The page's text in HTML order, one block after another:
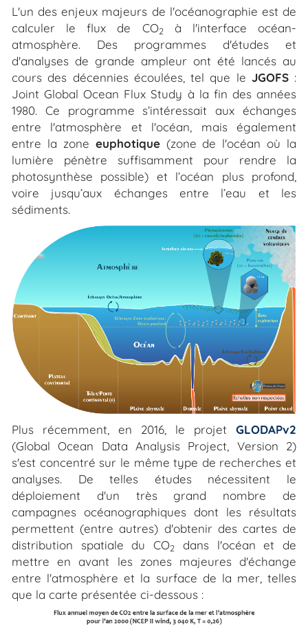
L'un des enjeux majeurs de l'océanographie est de
calculer le flux de CO2
à l'interface océan-
atmosphère. Des programmes d'études et
d'analyses de grande ampleur ont été lancés au
cours des décennies écoulées, tel que le JGOFS :
Joint Global Ocean Flux Study à la fin des années
1980. Ce programme s’intéressait aux échanges
entre l'atmosphère et l'océan, mais également
entre la zone euphotique(zone de l'océan où la
lumière pénètre suffisamment pour rendre la
photosynthèse possible) et l’océan plus profond,
voire jusqu’aux échanges entre l’eau et les
sédiments.
Plus récemment, en 2016, le projet GLODAPv2
(Global Ocean Data Analysis Project , Version 2)
s'est concentré sur le même type de recherches et
analyses. De telles études nécessitent le
déploiement d'un très grand nombre de
campagnes océanographiques dont les résultats
permettent (entre autres) d'obtenir des cartes de
distribution spatiale du CO2
dans l'océan et de
mettre en avant les zones majeures d'échange
entre l'atmosphère et la surface de la mer, telles
que la carte présentée ci-dessous :